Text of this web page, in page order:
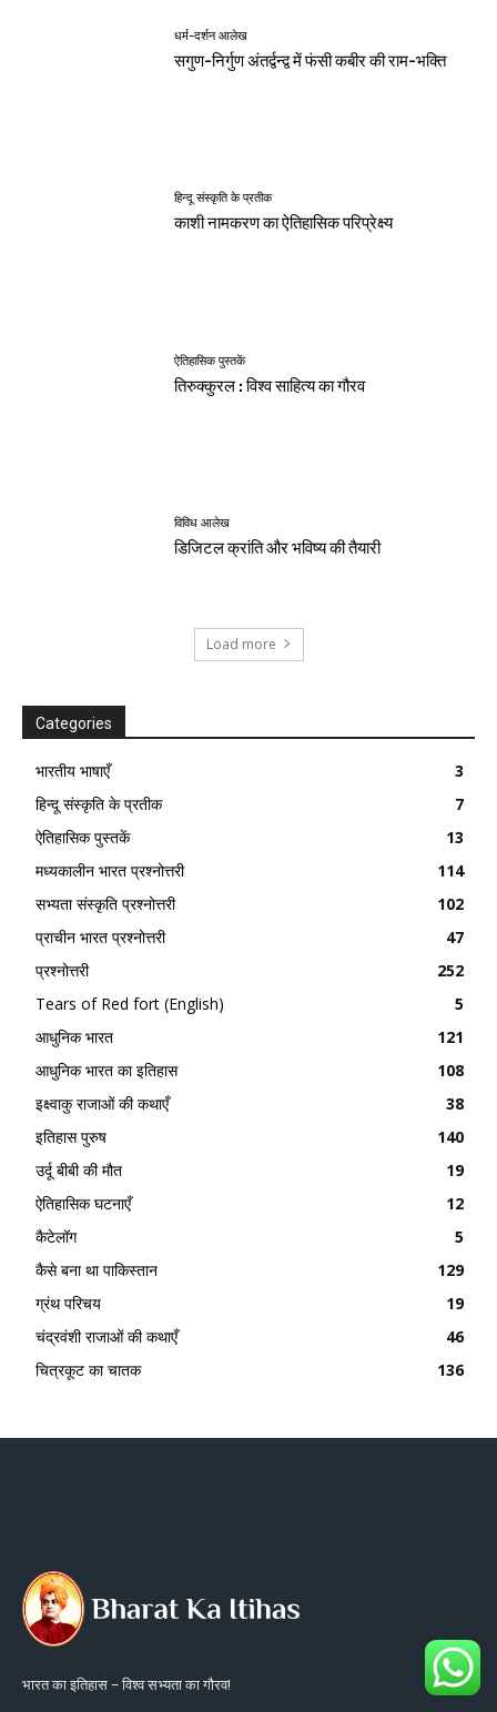
धर्म-दर्शन आलेख
सगुण-निर्गुण अंतर्द्वन्द्व में फंसी कबीर की राम-भक्ति
हिन्दू संस्कृति के प्रतीक
काशी नामकरण का ऐतिहासिक परिप्रेक्ष्य
ऐतिहासिक पुस्तकें
तिरुक्कुरल : विश्व साहित्य का गौरव
विविध आलेख
डिजिटल क्रांति और भविष्य की तैयारी
Load more
Categories
भारतीय भाषाएँ
3
हिन्दू संस्कृति के प्रतीक
7
ऐतिहासिक पुस्तकें
13
मध्यकालीन भारत प्रश्नोत्तरी
114
सभ्यता संस्कृति प्रश्नोत्तरी
102
प्राचीन भारत प्रश्नोत्तरी
47
प्रश्नोत्तरी
252
Tears of Red fort (English)
5
आधुनिक भारत
121
आधुनिक भारत का इतिहास
108
इक्ष्वाकु राजाओं की कथाएँ
38
इतिहास पुरुष
140
उर्दू बीबी की मौत
19
ऐतिहासिक घटनाएँ
12
कैटेलॉग
5
कैसे बना था पाकिस्तान
129
ग्रंथ परिचय
19
चंद्रवंशी राजाओं की कथाएँ
46
चित्रकूट का चातक
136
भारत का इतिहास – विश्व सभ्यता का गौरव!